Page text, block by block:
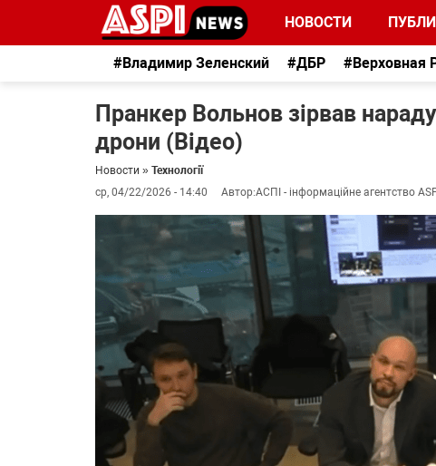
НОВОСТИ
#Владимир Зеленский #ДБР #Верховная
Пранкер Вольнов зірвав
дрони (Відео)
Новости » Технології
ср, 04/22/2026 - 14:40
Автор:АСПІ - інформаційне агентство